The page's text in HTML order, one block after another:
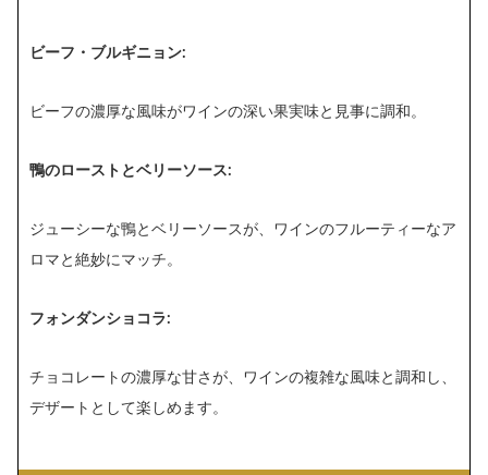
ビーフ・ブルギニョン:
ビーフの濃厚な風味がワインの深い果実味と見事に調和。
鴨のローストとベリーソース:
ジューシーな鴨とベリーソースが、ワインのフルーティーなア
ロマと絶妙にマッチ。
フォンダンショコラ:
チョコレートの濃厚な甘さが、ワインの複雑な風味と調和し、
デザートとして楽しめます。